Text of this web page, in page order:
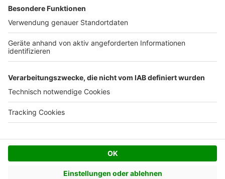
© AVIV Germany GmbH - 2026
Facebook
Twitter